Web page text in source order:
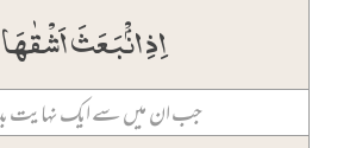
اِذِ انۡۢبَعَثَ اَشۡقٰہَا
جب ان میں سے ایک نہایت